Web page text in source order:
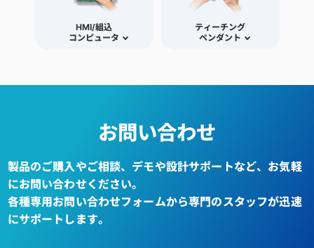
HMI/組込
コンピュータ
ティーチング
ペンダント
お問い合わせ
製品のご購入やご相談、デモや設計サポートなど、お気軽
にお問い合わせください。
各種専用お問い合わせフォームから専門のスタッフが迅速
にサポートします。